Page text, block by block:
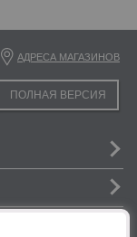
АДРЕСА МАГАЗИНОВ
ПОЛНАЯ ВЕРСИЯ